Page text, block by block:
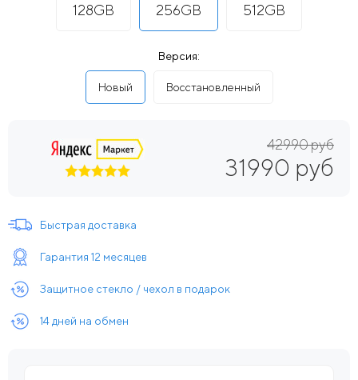
128GB 256GB 512GB
Версия:
Новый Восстановленный
42990 руб
31990 руб
Быстрая доставка
Гарантия 12 месяцев
Защитное стекло / чехол в подарок
14 дней на обмен